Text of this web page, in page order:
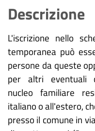
Descrizione
L'iscrizione nello
temporanea può
persone da queste
per altri eventuali
nucleo familiare
italiano o all'estero,
presso il comune in